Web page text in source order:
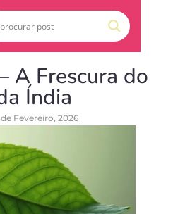
A Frescura do
Índia
Fevereiro, 2026